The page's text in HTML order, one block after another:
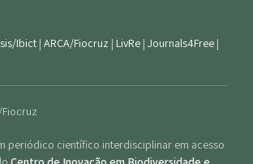
Ibict | ARCA/Fiocruz | LivRe | Journals4Free |
periódico científico interdisciplinar em acesso